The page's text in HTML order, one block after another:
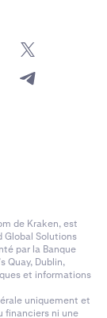
de Kraken, est
Global Solutions
par la Banque
Quay, Dublin,
et informations
uniquement et
financiers ni une